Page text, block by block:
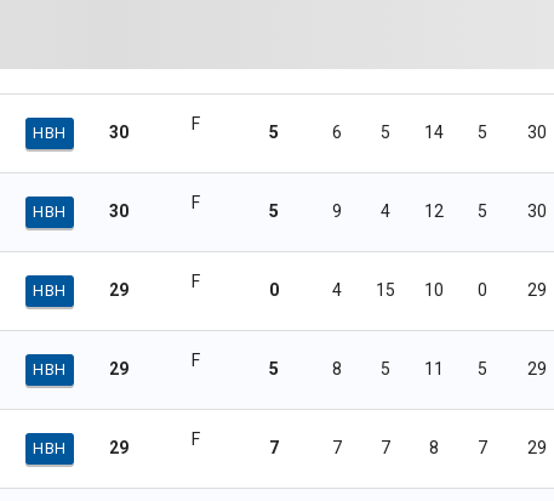
HBH 30 F 5 6 5 14 5 30
HBH 30 F 5 9 4 12 5 30
HBH 29 F 0 4 15 10 0 29
HBH 29 F 5 8 5 11 5 29
HBH 29 F 7 7 7 8 7 29